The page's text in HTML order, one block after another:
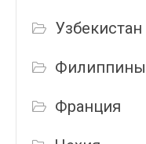
Узбекистан
Филиппины
Франция